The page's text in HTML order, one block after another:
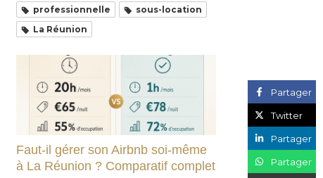
Partager
Twitter
Partager
Partager
professionnelle
sous-location
La Réunion
Faut-il gérer son Airbnb soi-même
à La Réunion ? Comparatif complet